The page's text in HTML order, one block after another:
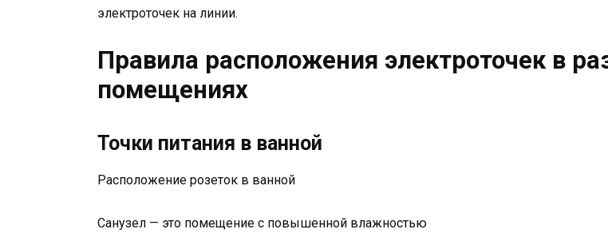
электроточек на линии.
Правила расположения электроточек в
помещениях
Точки питания в ванной
Расположение розеток в ванной
Санузел — это помещение с повышенной влажностью